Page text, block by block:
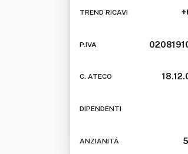
TREND RICAVI
P.IVA
C. ATECO
DIPENDENTI
ANZIANITÁ